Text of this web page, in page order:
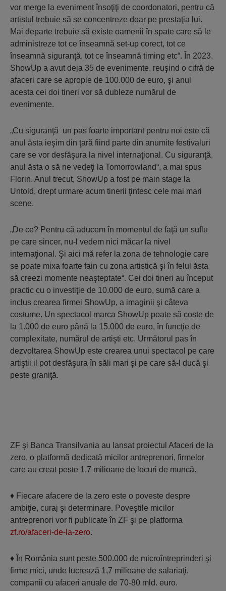
vor merge la eveniment însoţiţi de coordonatori, pentru că
artistul trebuie să se concentreze doar pe prestaţia lui.
Mai departe trebuie să existe oamenii în spate care să le
administreze tot ce înseamnă set-up corect, tot ce
înseamnă siguranţă, tot ce înseamnă timing etc“. În 2023,
ShowUp a avut deja 35 de evenimente, reuşind o cifră de
afaceri care se apropie de 100.000 de euro, şi anul
acesta cei doi tineri vor să dubleze numărul de
evenimente.
„Cu siguranţă un pas foarte important pentru noi este că
anul ăsta ieşim din ţară fiind parte din anumite festivaluri
care se vor desfăşura la nivel internaţional. Cu siguranţă,
anul ăsta o să ne vedeţi la Tomorrowland“, a mai spus
Florin. Anul trecut, ShowUp a fost pe main stage la
Untold, drept urmare acum tinerii ţintesc cele mai mari
scene.
„De ce? Pentru că aducem în momentul de faţă un suflu
pe care sincer, nu-l vedem nici măcar la nivel
internaţional. Şi aici mă refer la zona de tehnologie care
se poate mixa foarte fain cu zona artistică şi în felul ăsta
să creezi momente neaşteptate“. Cei doi tineri au început
practic cu o investiţie de 10.000 de euro, sumă care a
inclus crearea firmei ShowUp, a imaginii şi câteva
costume. Un spectacol marca ShowUp poate să coste de
la 1.000 de euro până la 15.000 de euro, în funcţie de
complexitate, numărul de artişti etc. Următorul pas în
dezvoltarea ShowUp este crearea unui spectacol pe care
artiştii il pot desfăşura în săli mari şi pe care să-l ducă şi
peste graniţă.
ZF şi Banca Transilvania au lansat proiectul Afaceri de la
zero, o platformă dedicată micilor antreprenori, firmelor
care au creat peste 1,7 milioane de locuri de muncă.
♦ Fiecare afacere de la zero este o poveste despre
ambiţie, curaj şi determinare. Poveştile micilor
antreprenori vor fi publicate în ZF şi pe platforma
zf.ro/afaceri-de-la-zero.
♦ În România sunt peste 500.000 de microîntreprinderi şi
firme mici, unde lucrează 1,7 milioane de salariaţi,
companii cu afaceri anuale de 70-80 mld. euro.